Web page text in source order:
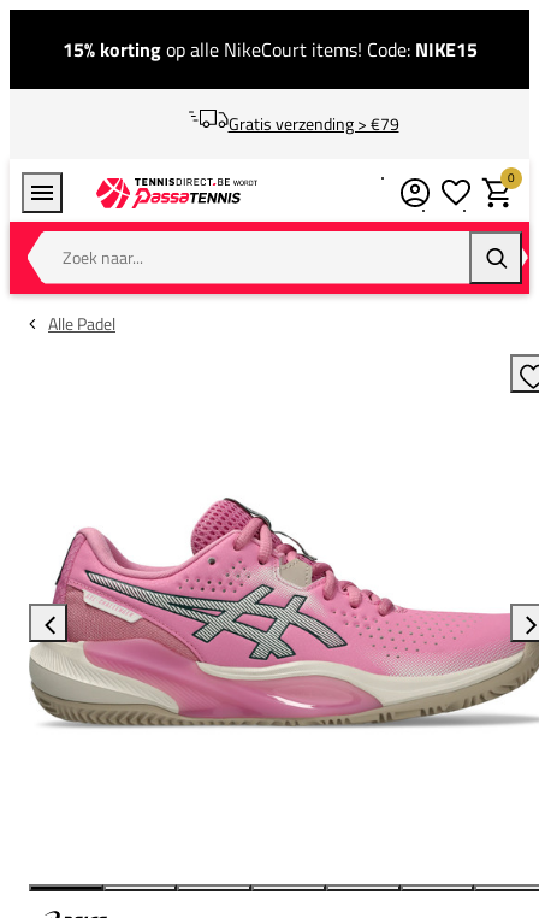
15% kortingop alle NikeCourt items! Code: NIKE15
Gratis verzending > €79
Zoek naar...
0
Alle Padel